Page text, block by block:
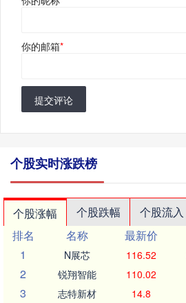
你的邮箱*
提交评论
个股实时涨跌榜
个股涨幅 个股跌幅 个股流入
排名
名称 最新价
1
N展芯 116.52
2 锐翔智能 110.02
3 志特新材 14.8